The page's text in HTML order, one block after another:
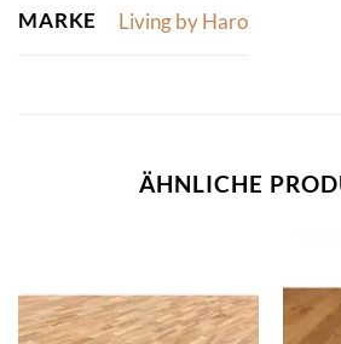
MARKE Living by Haro
ÄHNLICHE